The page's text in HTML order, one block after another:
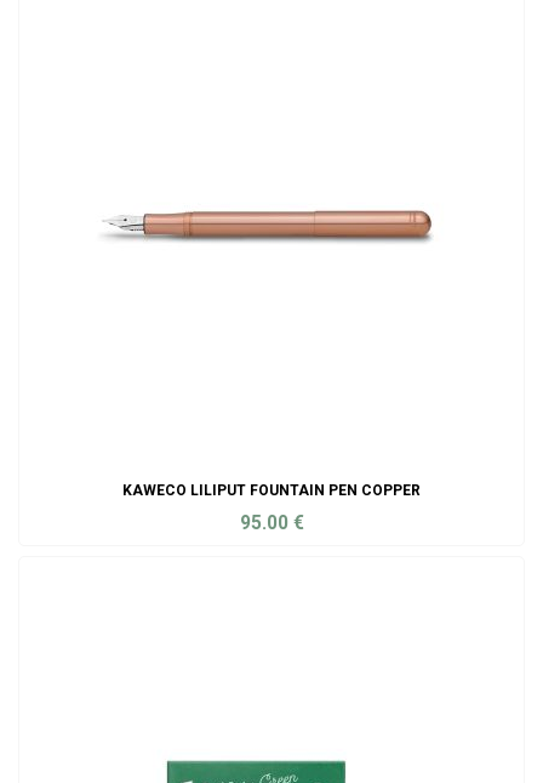
KAWECO LILIPUT FOUNTAIN PEN COPPER
95.00 €